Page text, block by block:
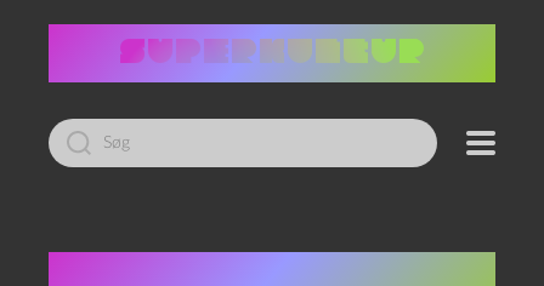
Led
efter: